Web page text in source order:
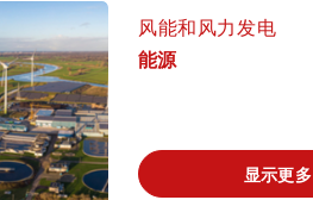
风能和风力发电
能源
显示更多